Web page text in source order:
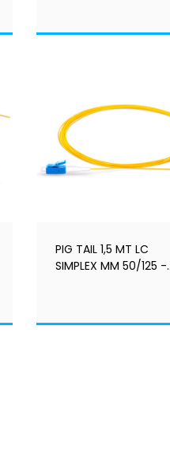
PIG TAIL 1,5 MT LC
SIMPLEX MM 50/125 -